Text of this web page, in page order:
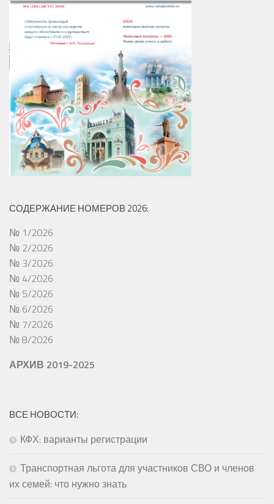
СОДЕРЖАНИЕ НОМЕРОВ 2026:
№ 1/2026
№ 2/2026
№ 3/2026
№ 4/2026
№ 5/2026
№ 6/2026
№ 7/2026
№ 8/2026
АРХИВ 2019-2025
ВСЕ НОВОСТИ:
КФХ: варианты регистрации
Транспортная льгота для участников СВО и членов
их семей: что нужно знать